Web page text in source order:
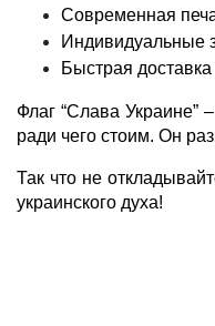
Современная
Индивидуальные
Быстрая
Флаг “Слава Украине”
ради чего стоим. Он
Так что не
украинского духа!